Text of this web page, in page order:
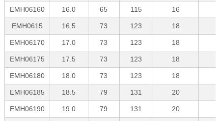
EMH06160 16.0 65 115 16
EMH0615 16.5 73 123 18
EMH06170 17.0 73 123 18
EMH06175 17.5 73 123 18
EMH06180 18.0 73 123 18
EMH06185 18.5 79 131 20
EMH06190 19.0 79 131 20